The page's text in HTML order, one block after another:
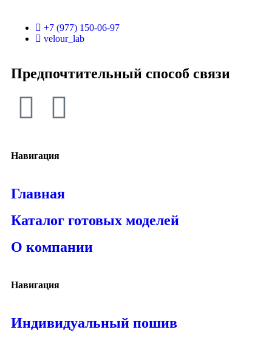
+7 (977) 150-06-97
velour_lab
Предпочтительный способ связи
Навигация
Главная
Каталог готовых моделей
О компании
Навигация
Индивидуальный пошив